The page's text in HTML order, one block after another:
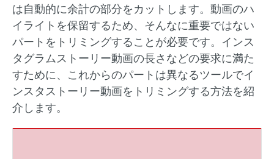
は自動的に余計の部分をカットします。動画のハ
イライトを保留するため、そんなに重要ではない
パートをトリミングすることが必要です。インス
タグラムストーリー動画の長さなどの要求に満た
すために、これからのパートは異なるツールでイ
ンスタストーリー動画をトリミングする方法を紹
介します。